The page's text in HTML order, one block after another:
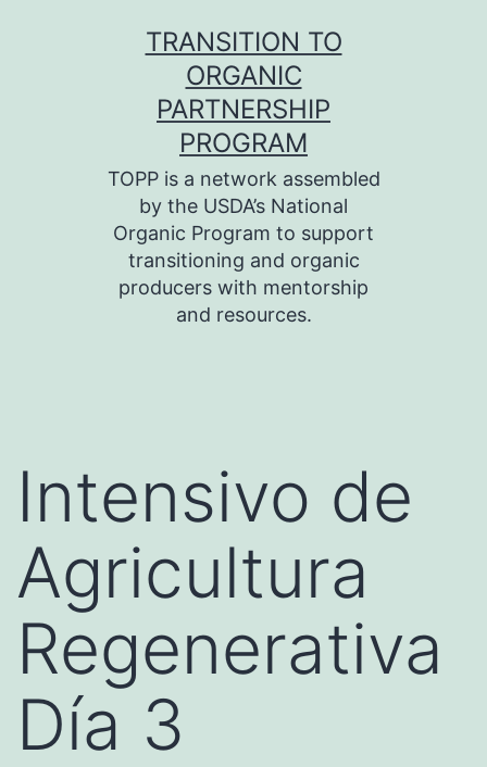
TRANSITION TO
ORGANIC
PARTNERSHIP
PROGRAM
TOPP is a network assembled
by the USDA’s National
Organic Program to support
transitioning and organic
producers with mentorship
and resources.
Intensivo de
Agricultura
Regenerativa
Día 3